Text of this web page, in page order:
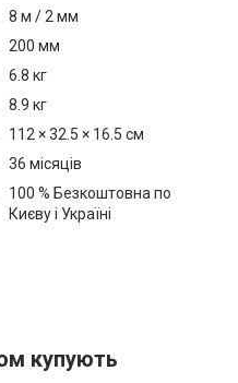
8 м / 2 мм
200 мм
6.8 кг
8.9 кг
112 × 32.5 × 16.5 см
36 місяців
100 % Безкоштовна по
Києву і Україні
купують